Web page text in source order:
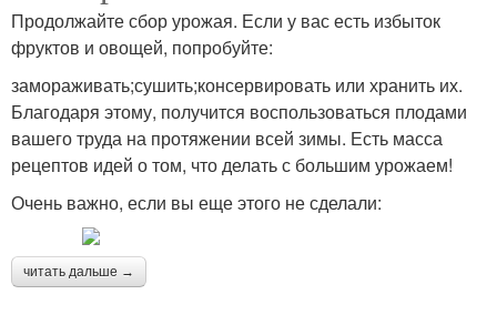
Продолжайте сбор урожая. Если у вас есть избыток
фруктов и овощей, попробуйте:
замораживать;сушить;консервировать или хранить их.
Благодаря этому, получится воспользоваться плодами
вашего труда на протяжении всей зимы. Есть масса
рецептов идей о том, что делать с большим урожаем!
Очень важно, если вы еще этого не сделали:
читать дальше →